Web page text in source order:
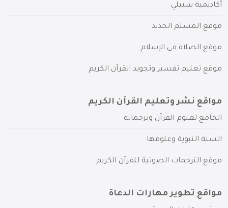
أكاديمية سبيلي
موقع المسلم الجديد
موقع الصلاة في الإسلام
موقع تعليم تفسير وتجويد القرآن الكريم
مواقع نشر وتعليم القرآن الكريم
الجامع لعلوم القرآن وترجماته
السنة النبوية وعلومها
موقع الترجمات الصوتية للقرآن الكريم
مواقع تطوير مهارات الدعاة